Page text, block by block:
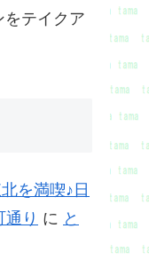
をテイクア
を満喫♪日
り に と